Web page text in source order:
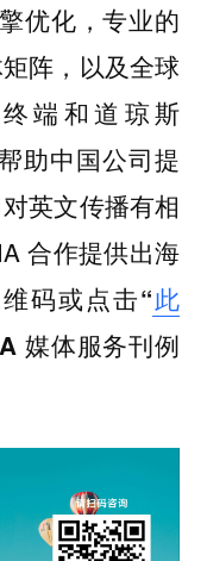
优化，专业的
阵，以及全球
端和道琼斯
助中国公司提
英文传播有相
合作提供出海
码或点击“此
媒体服务刊例